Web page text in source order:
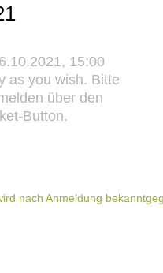
15:00
as you wish. Bitte
über den
Button.
nach Anmeldung